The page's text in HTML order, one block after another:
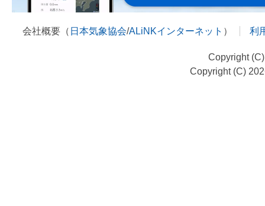
会社概要（ 日本気象協会/ALiNKインターネット ） 利
Copyright
Copyright (C)